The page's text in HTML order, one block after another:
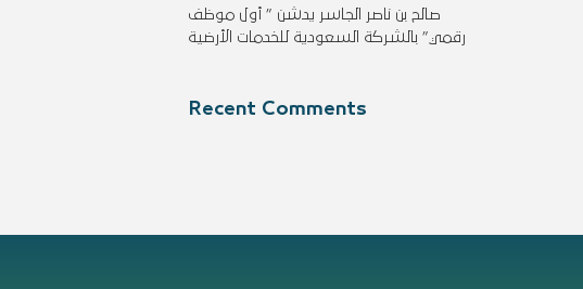
صالح بن ناصر الجاسر يدشن ” أول موظف
رقمي” بالشركة السعودية للخدمات الأرضية
Recent Comments